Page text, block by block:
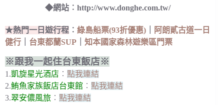
◆網站︰http://www.donghe.com.tw/
★熱門一日遊行程 ︰ 綠島船票(93折優惠)
阿朗貳古道一日
健行
台東都蘭SUP 知本國家森林遊樂區門票
※跟我一起住台東飯店※
1.凱旋星光酒店 ︰ 點我連結
2.鮪魚家族飯店台東館 ︰ 點我連結
3.翠安儂風旅 ︰ 點我連結